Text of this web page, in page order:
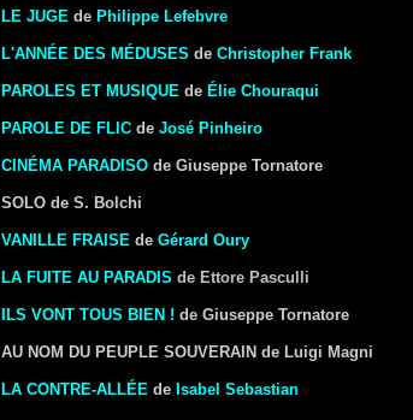
LE JUGE de Philippe Lefebvre
L'ANNÉE DES MÉDUSES de Christopher Frank
PAROLES ET MUSIQUE de Élie Chouraqui
PAROLE DE FLIC de José Pinheiro
CINÉMA PARADISO de Giuseppe Tornatore
SOLO de S. Bolchi
VANILLE FRAISE de Gérard Oury
LA FUITE AU PARADIS de Ettore Pasculli
ILS VONT TOUS BIEN ! de Giuseppe Tornatore
AU NOM DU PEUPLE SOUVERAIN de Luigi Magni
LA CONTRE-ALLÉE de Isabel Sebastian